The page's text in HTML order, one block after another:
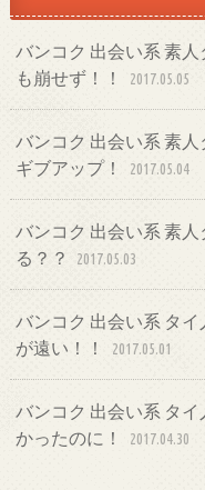
バンコク 出会い系 素
も崩せず！！
2017.05.05
バンコク 出会い系 素
ギブアップ！
2017.05.04
バンコク 出会い系 素
る？？
2017.05.03
バンコク 出会い系 タ
が遠い！！
2017.05.01
バンコク 出会い系 タ
かったのに！
2017.04.30